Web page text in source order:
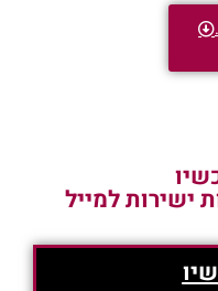
ישירות למייל